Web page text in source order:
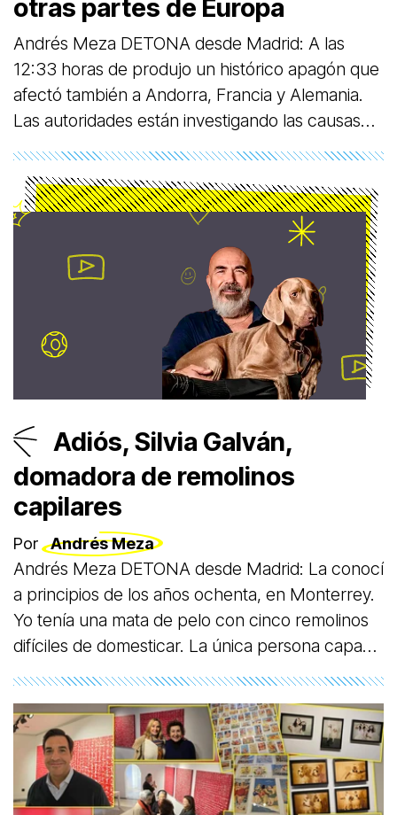
otras partes de Europa
Andrés Meza DETONA desde Madrid: A las
12:33 horas de produjo un histórico apagón que
afectó también a Andorra, Francia y Alemania.
Las autoridades están investigando las causas
del fallo y han activado protocolos de
emergencia para restablecer el suministro
eléctrico.
Adiós, Silvia Galván,
domadora de remolinos
capilares
Por Andrés Meza
Andrés Meza DETONA desde Madrid: La conocí
a principios de los años ochenta, en Monterrey.
Yo tenía una mata de pelo con cinco remolinos
difíciles de domesticar. La única persona capaz
de domar ese huracán capilar fue mi querida